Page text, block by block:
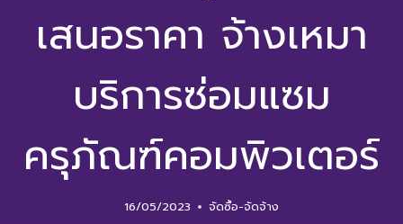
เสนอราคา จ้างเหมา
บริการซ่อมแซม
ครุภัณฑ์คอมพิวเตอร์
16/05/2023 จัดซื้อ-จัดจ้าง